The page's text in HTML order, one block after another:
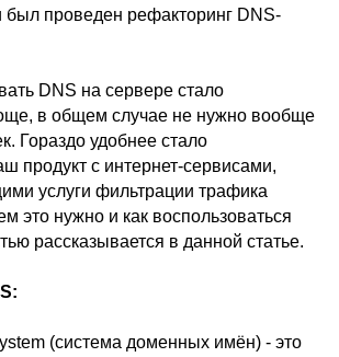
был проведен рефакторинг DNS-
DNS на сервере стало
в общем случае не нужно вообще
Гораздо удобнее стало
продукт с интернет-сервисами,
услуги фильтрации трафика
это нужно и как воспользоваться
рассказывается в данной статье.
(система доменных имён) - это